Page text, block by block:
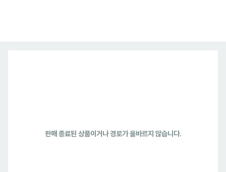
판매 종료된 상품이거나 경로가 올바르지 않습니다.